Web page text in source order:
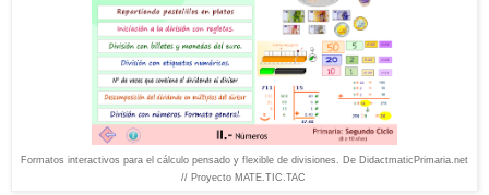
Formatos interactivos para el cálculo pensado y flexible de divisiones. De DidactmaticPrimaria.net
// Proyecto MATE.TIC.TAC